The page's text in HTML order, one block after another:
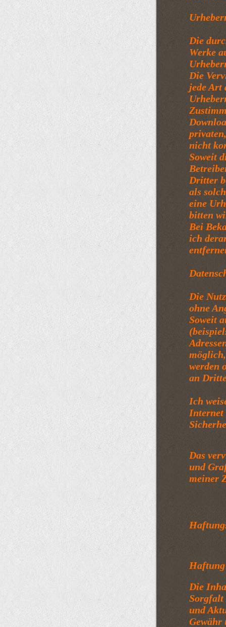
Die
Werke
Die
jede Art
privaten,
nicht
Soweit
Dritter
als
eine
bitten
Bei
ich
Die
ohne
Soweit
werden
an
Ich
Internet
Das
und
meiner
Die
Sorgfalt
und
Gewähr